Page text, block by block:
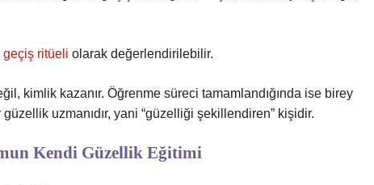
geçiş ritüeli olarak değerlendirilebilir.
kimlik kazanır. Öğrenme süreci tamamlandığında ise birey
uzmanıdır, yani “güzelliği şekillendiren” kişidir.
Kendi Güzellik Eğitimi